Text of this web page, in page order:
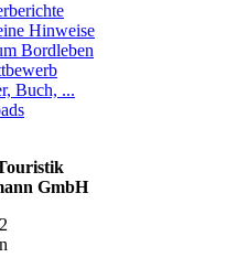
Hinweise
Bordleben
Buch, ...
GmbH